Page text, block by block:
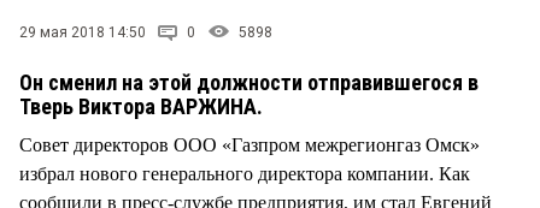
29 мая 2018 14:50 0 5898
Он сменил на этой должности отправившегося в
Тверь Виктора ВАРЖИНА.
Совет директоров ООО «Газпром межрегионгаз Омск»
избрал нового генерального директора компании. Как
сообщили в пресс-службе предприятия, им стал Евгений